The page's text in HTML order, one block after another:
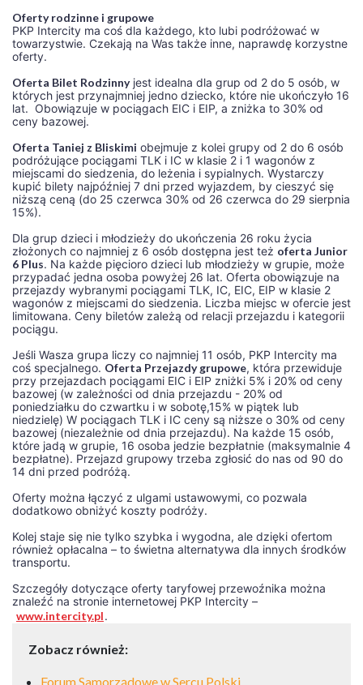
Oferty rodzinne i grupowe
PKP Intercity ma coś dla każdego, kto lubi podróżować w
towarzystwie. Czekają na Was także inne, naprawdę korzystne
oferty.
Oferta Bilet Rodzinnyjest idealna dla grup od 2 do 5 osób, w
których jest przynajmniej jedno dziecko, które nie ukończyło 16
lat. Obowiązuje w pociągach EIC i EIP, a zniżka to 30% od
ceny bazowej.
Oferta Taniej z Bliskimi obejmuje z kolei grupy od 2 do 6 osób
podróżujące pociągami TLK i IC w klasie 2 i 1 wagonów z
miejscami do siedzenia, do leżenia i sypialnych. Wystarczy
kupić bilety najpóźniej 7 dni przed wyjazdem, by cieszyć się
niższą ceną (do 25 czerwca 30% od 26 czerwca do 29 sierpnia
15%).
Dla grup dzieci i młodzieży do ukończenia 26 roku życia
złożonych co najmniej z 6 osób dostępna jest też oferta Junior
6 Plus. Na każde pięcioro dzieci lub młodzieży w grupie, może
przypadać jedna osoba powyżej 26 lat. Oferta obowiązuje na
przejazdy wybranymi pociągami TLK, IC, EIC, EIP w klasie 2
wagonów z miejscami do siedzenia. Liczba miejsc w ofercie jest
limitowana. Ceny biletów zależą od relacji przejazdu i kategorii
pociągu.
Jeśli Wasza grupa liczy co najmniej 11 osób, PKP Intercity ma
coś specjalnego. Oferta Przejazdy grupowe, która przewiduje
przy przejazdach pociągami EIC i EIP zniżki 5% i 20% od ceny
bazowej (w zależności od dnia przejazdu - 20% od
poniedziałku do czwartku i w sobotę,15% w piątek lub
niedzielę) W pociągach TLK i IC ceny są niższe o 30% od ceny
bazowej (niezależnie od dnia przejazdu). Na każde 15 osób,
które jadą w grupie, 16 osoba jedzie bezpłatnie (maksymalnie 4
bezpłatne). Przejazd grupowy trzeba zgłosić do nas od 90 do
14 dni przed podróżą.
Oferty można łączyć z ulgami ustawowymi, co pozwala
dodatkowo obniżyć koszty podróży.
Kolej staje się nie tylko szybka i wygodna, ale dzięki ofertom
również opłacalna – to świetna alternatywa dla innych środków
transportu.
Szczegóły dotyczące oferty taryfowej przewoźnika można
znaleźć na stronie internetowej PKP Intercity –
www.intercity.pl.
Zobacz również:
Forum Samorządowe w Sercu Polski